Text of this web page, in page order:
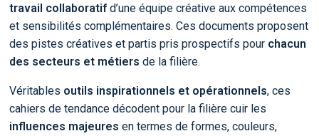
travail collaboratif d’une équipe créative aux compétences
et sensibilités complémentaires. Ces documents proposent
des pistes créatives et partis pris prospectifs pour chacun
des secteurs et métiers de la filière.
Véritables outils inspirationnels et opérationnels, ces
cahiers de tendance décodent pour la filière cuir les
influences majeures en termes de formes, couleurs,